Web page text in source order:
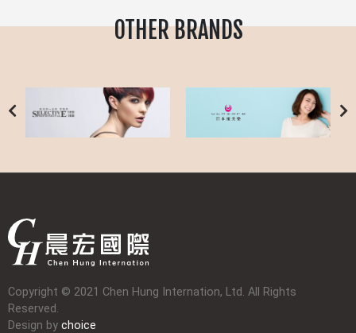
OTHER BRANDS
Copyright © 2021 Chen Hung Internation, Ltd. All Rights
Reserved.
Design by choice